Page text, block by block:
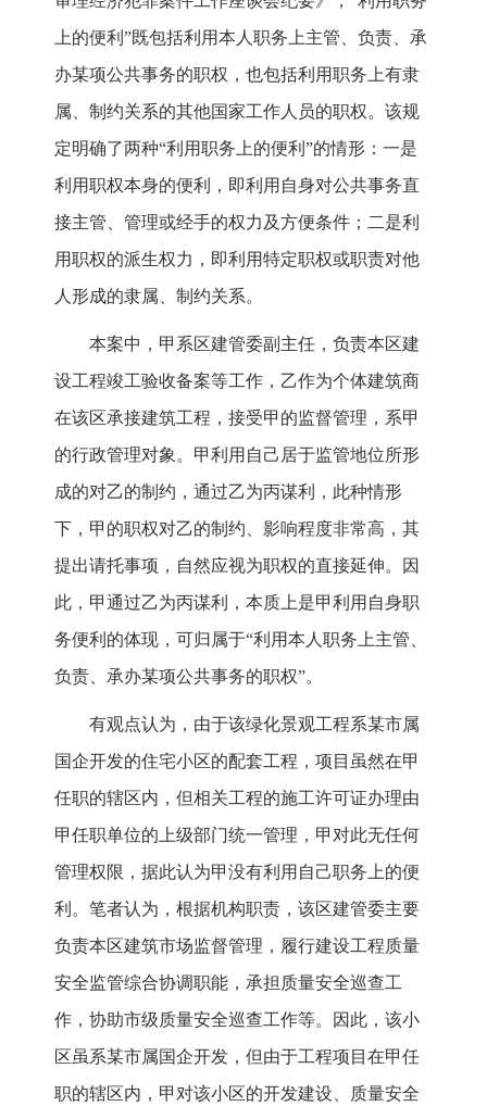
上的便利”既包括利用本人职务上主管、负责、承
办某项公共事务的职权，也包括利用职务上有隶
属、制约关系的其他国家工作人员的职权。该规
定明确了两种“利用职务上的便利”的情形：一是
利用职权本身的便利，即利用自身对公共事务直
接主管、管理或经手的权力及方便条件；二是利
用职权的派生权力，即利用特定职权或职责对他
人形成的隶属、制约关系。
本案中，甲系区建管委副主任，负责本区建
设工程竣工验收备案等工作，乙作为个体建筑商
在该区承接建筑工程，接受甲的监督管理，系甲
的行政管理对象。甲利用自己居于监管地位所形
成的对乙的制约，通过乙为丙谋利，此种情形
下，甲的职权对乙的制约、影响程度非常高，其
提出请托事项，自然应视为职权的直接延伸。因
此，甲通过乙为丙谋利，本质上是甲利用自身职
务便利的体现，可归属于“利用本人职务上主管、
负责、承办某项公共事务的职权”。
有观点认为，由于该绿化景观工程系某市属
国企开发的住宅小区的配套工程，项目虽然在甲
任职的辖区内，但相关工程的施工许可证办理由
甲任职单位的上级部门统一管理，甲对此无任何
管理权限，据此认为甲没有利用自己职务上的便
利。笔者认为，根据机构职责，该区建管委主要
负责本区建筑市场监督管理，履行建设工程质量
安全监管综合协调职能，承担质量安全巡查工
作，协助市级质量安全巡查工作等。因此，该小
区虽系某市属国企开发，但由于工程项目在甲任
职的辖区内，甲对该小区的开发建设、质量安全